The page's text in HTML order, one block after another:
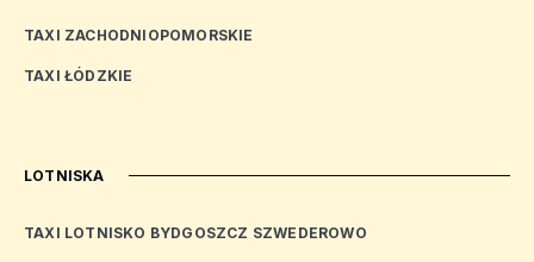
TAXI ZACHODNIOPOMORSKIE
TAXI ŁÓDZKIE
LOTNISKA
TAXI LOTNISKO BYDGOSZCZ SZWEDEROWO